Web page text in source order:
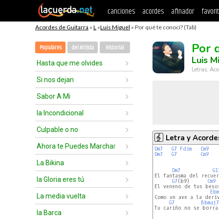
canciones acordes afinador
Acordes de Guitarra » L »Luis Miguel » Por qué te conocí? (Tab)
Populares del Artista Historial
Hasta que me olvides
Si nos dejan
Sabor A Mi
la Incondicional
Culpable o no
Ahora te Puedes Marchar
La Bikina
la Gloria eres tú
La media vuelta
la Barca
Por
Luis
Letras,
Letra y
Dm7 G7 Fdim Cm9
Dm7
G7 Cm9
Dm7
El fantasma del
G7 (b9) Cm9
El veneno de tus
Como un ave a la
G7
Tu cariño no se